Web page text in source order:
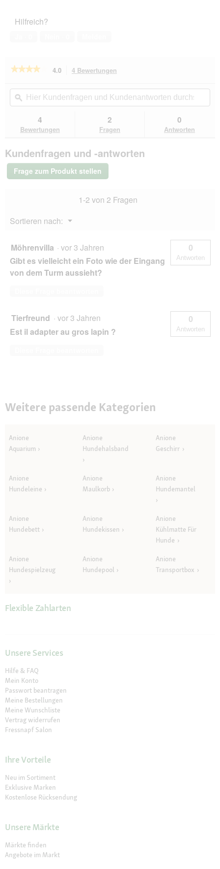
5
Hilfreich?
★★★★★
★★★★★
5
lesen
AniOne
Felix
4.0 4 Bewertungen
Aktion
navigierst
du
den
Bewertungen.
Hier
Kundenfragen
und
Kundenantworten
durchsuchen
ϙ
4
Bewertungen
2
Fragen
0
Antworten
Kundenfragen und -antworten
Frage zum Produkt stellen
1-2 von 2 Fragen
Sortieren nach:
▼
Menü
Möhrenvilla · vor 3 Jahren
Gibt es vielleicht ein Foto wie der Eingang
von dem Turm aussieht?
0
Antworten
Tierfreund · vor 3 Jahren
Est il adapter au gros lapin ?
0
Antworten
Weitere passende Kategorien
Anione
Aquarium
Anione
Hundehalsband
Anione
Geschirr
Anione
Hundeleine
Anione
Maulkorb
Anione
Hundemantel
Anione
Hundebett
Anione
Hundekissen
Anione
Kühlmatte Für
Hunde
Anione
Hundespielzeug
Anione
Hundepool
Anione
Transportbox
Flexible Zahlarten
Unsere Services
Hilfe & FAQ
Mein Konto
Passwort beantragen
Meine Bestellungen
Meine Wunschliste
Vertrag widerrufen
Fressnapf Salon
Ihre Vorteile
Neu im Sortiment
Exklusive Marken
Kostenlose Rücksendung
Unsere Märkte
Märkte finden
Angebote im Markt